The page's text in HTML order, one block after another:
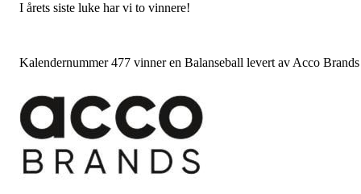
I årets siste luke har vi to vinnere!
Kalendernummer 477 vinner en Balanseball levert av Acco Brands